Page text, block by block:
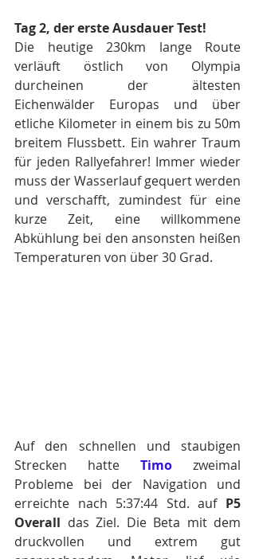
Tag 2, der erste Ausdauer Test!
Die heutige 230km lange Route
verläuft östlich von Olympia
durcheinen der ältesten
Eichenwälder Europas und über
etliche Kilometer in einem bis zu 50m
breitem Flussbett. Ein wahrer Traum
für jeden Rallyefahrer! Immer wieder
muss der Wasserlauf gequert werden
und verschafft, zumindest für eine
kurze Zeit, eine willkommene
Abkühlung bei den ansonsten heißen
Temperaturen von über 30 Grad.
Auf den schnellen und staubigen
Strecken hatte Timo zweimal
Probleme bei der Navigation und
erreichte nach 5:37:44 Std. auf P5
Overall das Ziel. Die Beta mit dem
druckvollen und extrem gut